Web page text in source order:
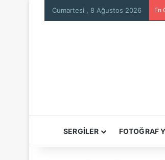
Cumartesi , 8 Ağustos 2026 En
SERGİLER FOTOĞRAF